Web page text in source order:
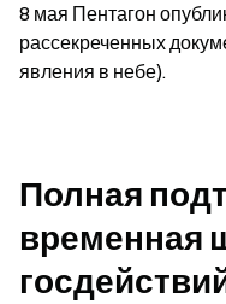
8 мая Пентагон
рассекреченных
явления в небе).
Полная
временная